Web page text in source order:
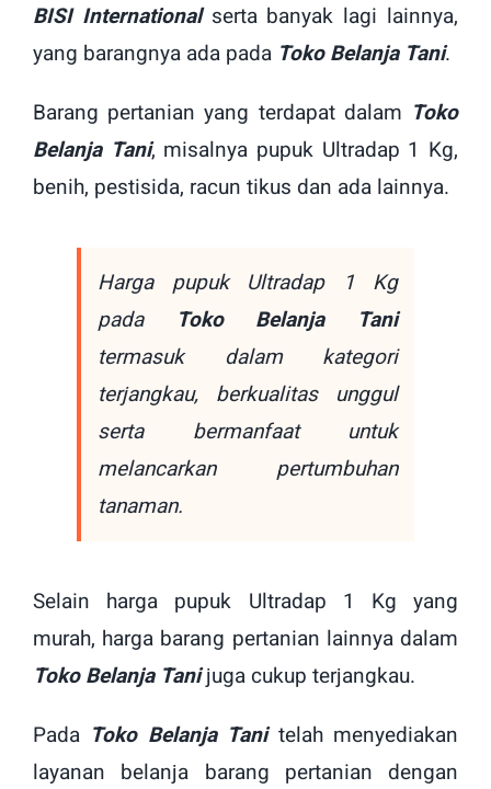
BISI Internationalserta banyak lagi lainnya,
yang barangnya ada pada Toko Belanja Tani.
Barang pertanian yang terdapat dalam Toko
Belanja Tani, misalnya pupuk Ultradap 1 Kg,
benih, pestisida, racun tikus dan ada lainnya.
Harga pupuk Ultradap 1 Kg
pada
Toko Belanja Tani
termasuk dalam kategori
terjangkau, berkualitas unggul
serta bermanfaat untuk
melancarkan pertumbuhan
tanaman.
Selain harga pupuk Ultradap 1 Kg yang
murah, harga barang pertanian lainnya dalam
Toko Belanja Tanijuga cukup terjangkau.
Pada Toko Belanja Tanitelah menyediakan
layanan belanja barang pertanian dengan